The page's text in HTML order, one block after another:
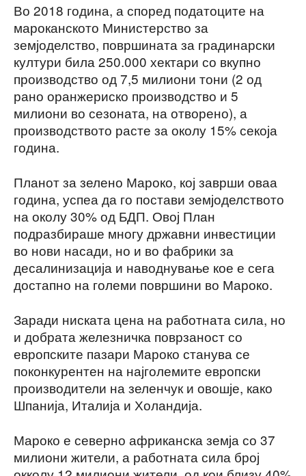
Во 2018 година, а според податоците на
мароканското Министерство за
земјоделство, површината за градинарски
култури била 250.000 хектари со вкупно
производство од 7,5 милиони тони (2 од
рано оранжериско производство и 5
милиони во сезоната, на отворено), а
производството расте за околу 15% секоја
година.
Планот за зелено Мароко, кој заврши оваа
година, успеа да го постави земјоделството
на околу 30% од БДП. Овој План
подразбираше многу државни инвестиции
во нови насади, но и во фабрики за
десалинизација и наводнување кое е сега
достапно на големи површини во Мароко.
Заради ниската цена на работната сила, но
и добрата железничка поврзаност со
европските пазари Мароко станува се
поконкурентен на најголемите европски
производители на зеленчук и овошје, како
Шпанија, Италија и Холандија.
Мароко е северно африканска земја со 37
милиони жители, а работната сила број